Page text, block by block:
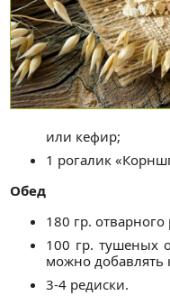
или кефир;
1 рогалик
Обед
180 гр. отварного
100 гр. тушеных
можно добавлять
3-4 редиски.